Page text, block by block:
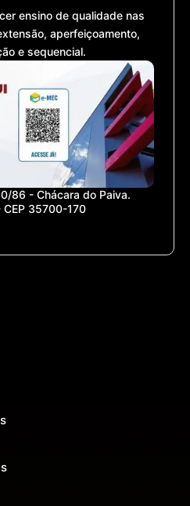
ensino de qualidade nas
aperfeiçoamento,
e sequencial.
86 - Chácara do Paiva.
35700-170